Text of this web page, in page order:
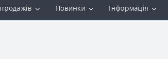
Новинки Інформація